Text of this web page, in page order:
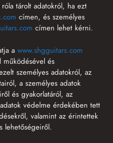
tárolt adatokról, ha ezt
címen, és személyes
címen lehet kérni.
a www.shgguitars.com
és
személyes adatokról, az
a személyes adatok
és gyakorlatáról, az
védelme érdekében tett
valamint az érintettek
lehetőségeiről.